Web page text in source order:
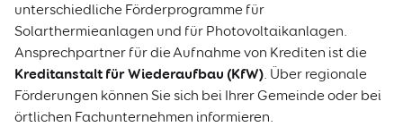
unterschiedliche Förderprogramme für
Solarthermieanlagen und für Photovoltaikanlagen.
Ansprechpartner für die Aufnahme von Krediten ist die
Kreditanstalt für Wiederaufbau (KfW). Über regionale
Förderungen können Sie sich bei Ihrer Gemeinde oder bei
örtlichen Fachunternehmen informieren.